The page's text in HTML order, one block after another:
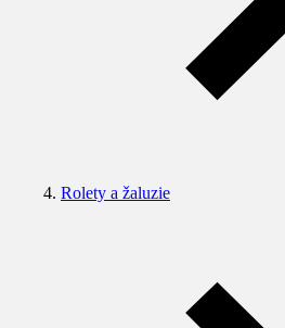
Rolety a žaluzie